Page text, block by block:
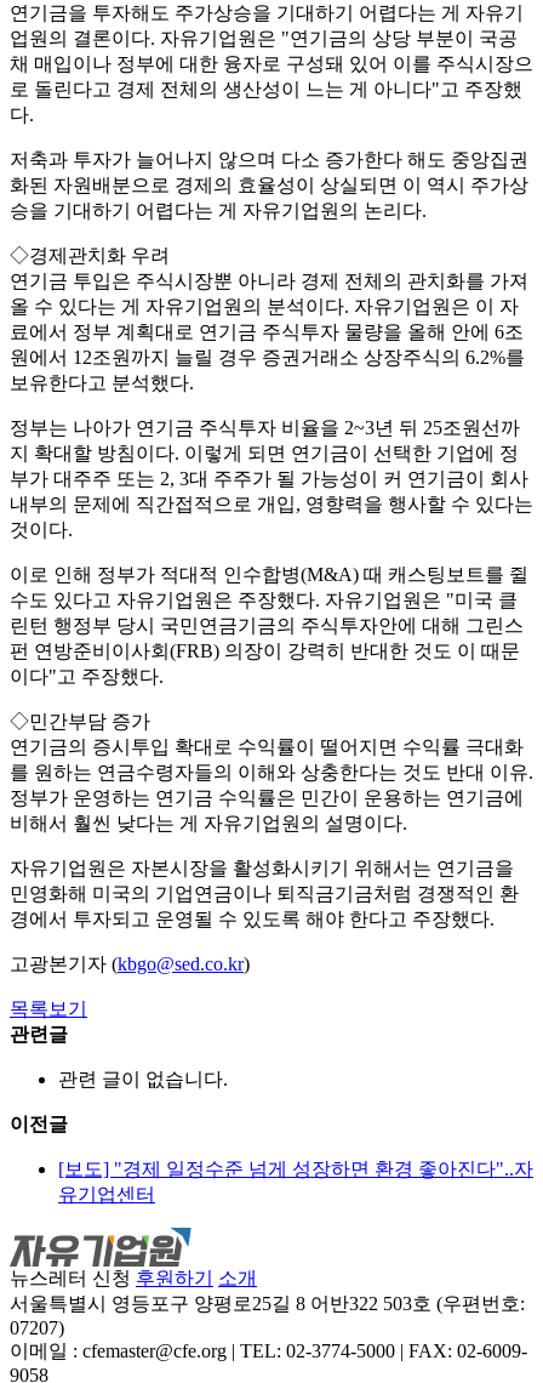
연기금을 투자해도 주가상승을 기대하기 어렵다는 게 자유기
업원의 결론이다. 자유기업원은 "연기금의 상당 부분이 국공
채 매입이나 정부에 대한 융자로 구성돼 있어 이를 주식시장으
로 돌린다고 경제 전체의 생산성이 느는 게 아니다"고 주장했
다.
저축과 투자가 늘어나지 않으며 다소 증가한다 해도 중앙집권
화된 자원배분으로 경제의 효율성이 상실되면 이 역시 주가상
승을 기대하기 어렵다는 게 자유기업원의 논리다.
◇경제관치화 우려
연기금 투입은 주식시장뿐 아니라 경제 전체의 관치화를 가져
올 수 있다는 게 자유기업원의 분석이다. 자유기업원은 이 자
료에서 정부 계획대로 연기금 주식투자 물량을 올해 안에 6조
원에서 12조원까지 늘릴 경우 증권거래소 상장주식의 6.2%를
보유한다고 분석했다.
정부는 나아가 연기금 주식투자 비율을 2~3년 뒤 25조원선까
지 확대할 방침이다. 이렇게 되면 연기금이 선택한 기업에 정
부가 대주주 또는 2, 3대 주주가 될 가능성이 커 연기금이 회사
내부의 문제에 직간접적으로 개입, 영향력을 행사할 수 있다는
것이다.
이로 인해 정부가 적대적 인수합병(M&A) 때 캐스팅보트를 쥘
수도 있다고 자유기업원은 주장했다. 자유기업원은 "미국 클
린턴 행정부 당시 국민연금기금의 주식투자안에 대해 그린스
펀 연방준비이사회(FRB) 의장이 강력히 반대한 것도 이 때문
이다"고 주장했다.
◇민간부담 증가
연기금의 증시투입 확대로 수익률이 떨어지면 수익률 극대화
를 원하는 연금수령자들의 이해와 상충한다는 것도 반대 이유.
정부가 운영하는 연기금 수익률은 민간이 운용하는 연기금에
비해서 훨씬 낮다는 게 자유기업원의 설명이다.
자유기업원은 자본시장을 활성화시키기 위해서는 연기금을
민영화해 미국의 기업연금이나 퇴직금기금처럼 경쟁적인 환
경에서 투자되고 운영될 수 있도록 해야 한다고 주장했다.
고광본기자 (kbgo@sed.co.kr)
목록보기
관련글
관련 글이 없습니다.
이전글
[보도] "경제 일정수준 넘게 성장하면 환경 좋아진다"..자
유기업센터
뉴스레터 신청 후원하기
소개
서울특별시 영등포구 양평로25길 8 어반322 503호 (우편번호:
07207)
이메일 : cfemaster@cfe.org | TEL: 02-3774-5000 | FAX: 02-6009-
9058